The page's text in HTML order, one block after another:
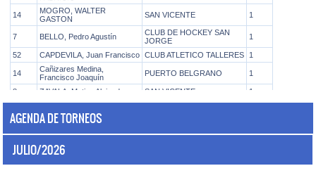
AGENDA DE TORNEOS
JULIO/2026